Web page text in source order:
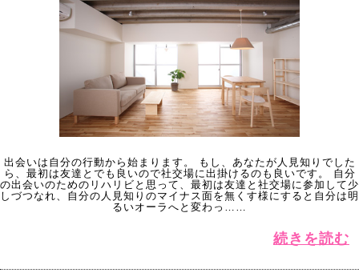
出会いは自分の行動から始まります。 もし、あなたが人見知りでした
ら、最初は友達とでも良いので社交場に出掛けるのも良いです。 自分
の出会いのためのリハリビと思って、最初は友達と社交場に参加して少
しづつなれ、自分の人見知りのマイナス面を無くす様にすると自分は明
るいオーラへと変わっ……
続きを読む